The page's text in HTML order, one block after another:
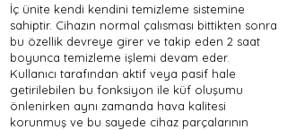
İç ünite kendi kendini temizleme sistemine
sahiptir. Cihazın normal çalısması bittikten sonra
bu özellik devreye girer ve takip eden 2 saat
boyunca temizleme işlemi devam eder.
Kullanıcı tarafından aktif veya pasif hale
getirilebilen bu fonksiyon ile küf oluşumu
önlenirken aynı zamanda hava kalitesi
korunmuş ve bu sayede cihaz parçalarının